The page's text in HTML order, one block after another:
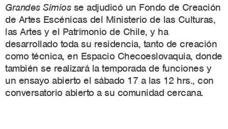
Grandes Simios se adjudicó un Fondo de Creación
de Artes Escénicas del Ministerio de las Culturas,
las Artes y el Patrimonio de Chile, y ha
desarrollado toda su residencia, tanto de creación
como técnica, en Espacio Checoeslovaquia, donde
también se realizará la temporada de funciones y
un ensayo abierto el sábado 17 a las 12 hrs., con
conversatorio abierto a su comunidad cercana.